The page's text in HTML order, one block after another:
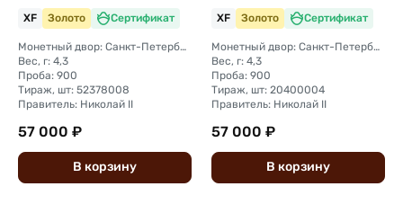
XF Золото Сертификат
Монетный двор: Санкт-Петербургский монетный двор
Вес, г: 4,3
Проба: 900
Тираж, шт: 52378008
Правитель: Николай II
57 000 ₽
В корзину
XF Золото Сертификат
Монетный двор: Санкт-Петербургский монетный двор
Вес, г: 4,3
Проба: 900
Тираж, шт: 20400004
Правитель: Николай II
57 000 ₽
В корзину